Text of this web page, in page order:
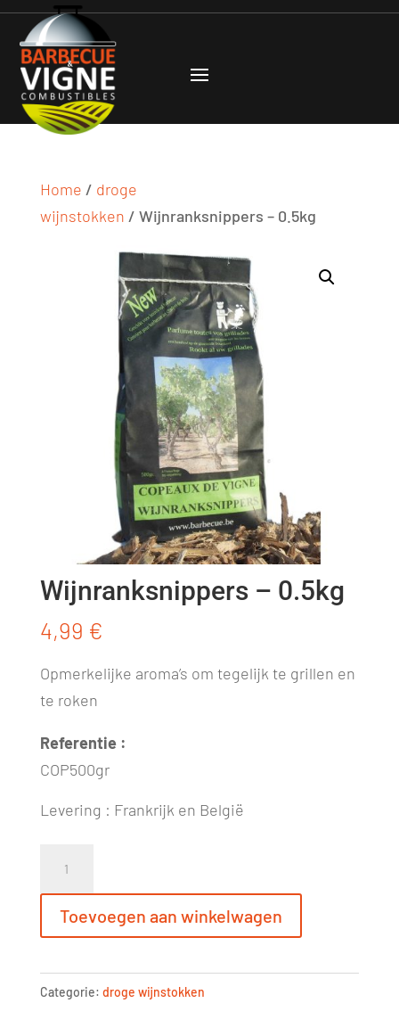
Home / droge
wijnstokken / Wijnranksnippers – 0.5kg
Wijnranksnippers – 0.5kg
4,99 €
Opmerkelijke aroma’s om tegelijk te grillen en
te roken
Referentie :
COP500gr
Levering : Frankrijk en België
0.5kg
aantal
Toevoegen aan winkelwagen
Categorie: droge wijnstokken